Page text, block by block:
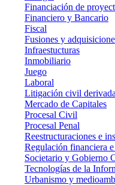
Financiación de
Financiero y Bancario
Fiscal
Fusiones y
Infraestucturas
Inmobiliario
Juego
Laboral
Litigación civil
Mercado de Capitales
Procesal Civil
Procesal Penal
Reestructuraciones e
Regulación financiera
Societario y Gobierno
Tecnologías de la
Urbanismo y